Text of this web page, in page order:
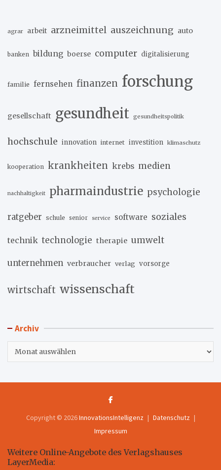
agrar arbeit arzneimittel auszeichnung auto
banken bildung boerse computer digitalisierung
familie fernsehen finanzen forschung
gesellschaft gesundheit gesundheitspolitik
hochschule innovation internet investition klimaschutz
kooperation krankheiten krebs medien
nachhaltigkeit pharmaindustrie psychologie
ratgeber schule senior service software soziales
technik technologie therapie umwelt
unternehmen verbraucher verlag vorsorge
wirtschaft wissenschaft
Archiv
Copyright © 2026InnovationsIntelligenz
Datenschutz
Impressum
Weitere Online-Angebote des Verlagshauses
LayerMedia: